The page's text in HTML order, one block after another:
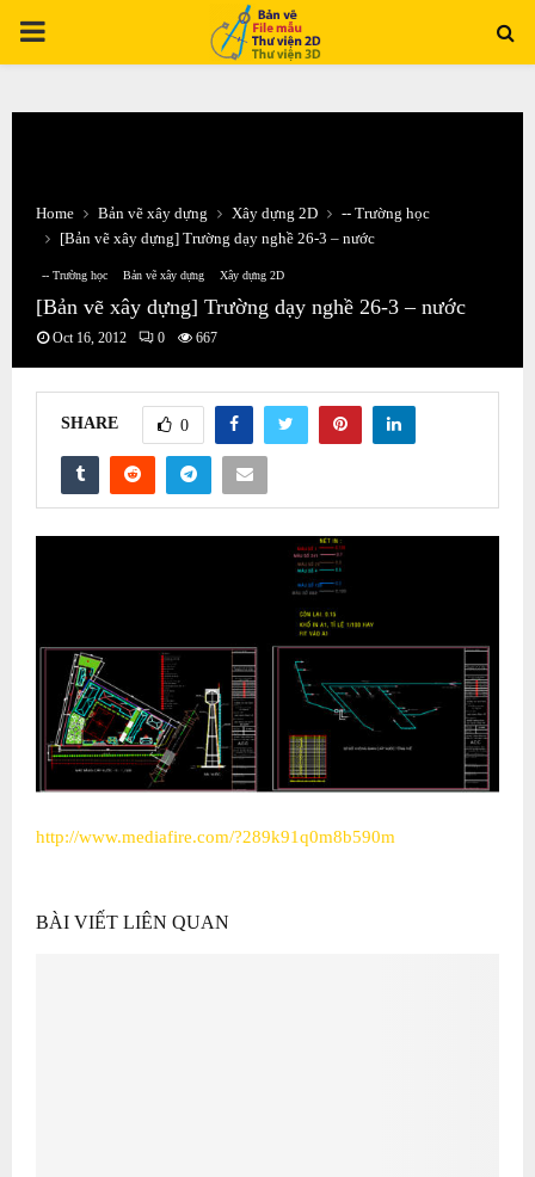
PRIMARY
Home Bản vẽ xây dựng Xây dựng 2D
-- Trường học
[Bản vẽ xây dựng] Trường dạy nghề 26-3 – nước
-- Trường học Bản vẽ xây dựng Xây dựng 2D
[Bản vẽ xây dựng] Trường dạy nghề 26-3 – nước
Oct 16, 2012 0 667
SHARE 0
http://www.mediafire.com/?289k91q0m8b590m
BÀI VIẾT LIÊN QUAN